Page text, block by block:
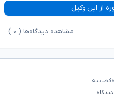
از این وکیل
مشاهده دیدگاه‌ها ( ۰
دیدگاه